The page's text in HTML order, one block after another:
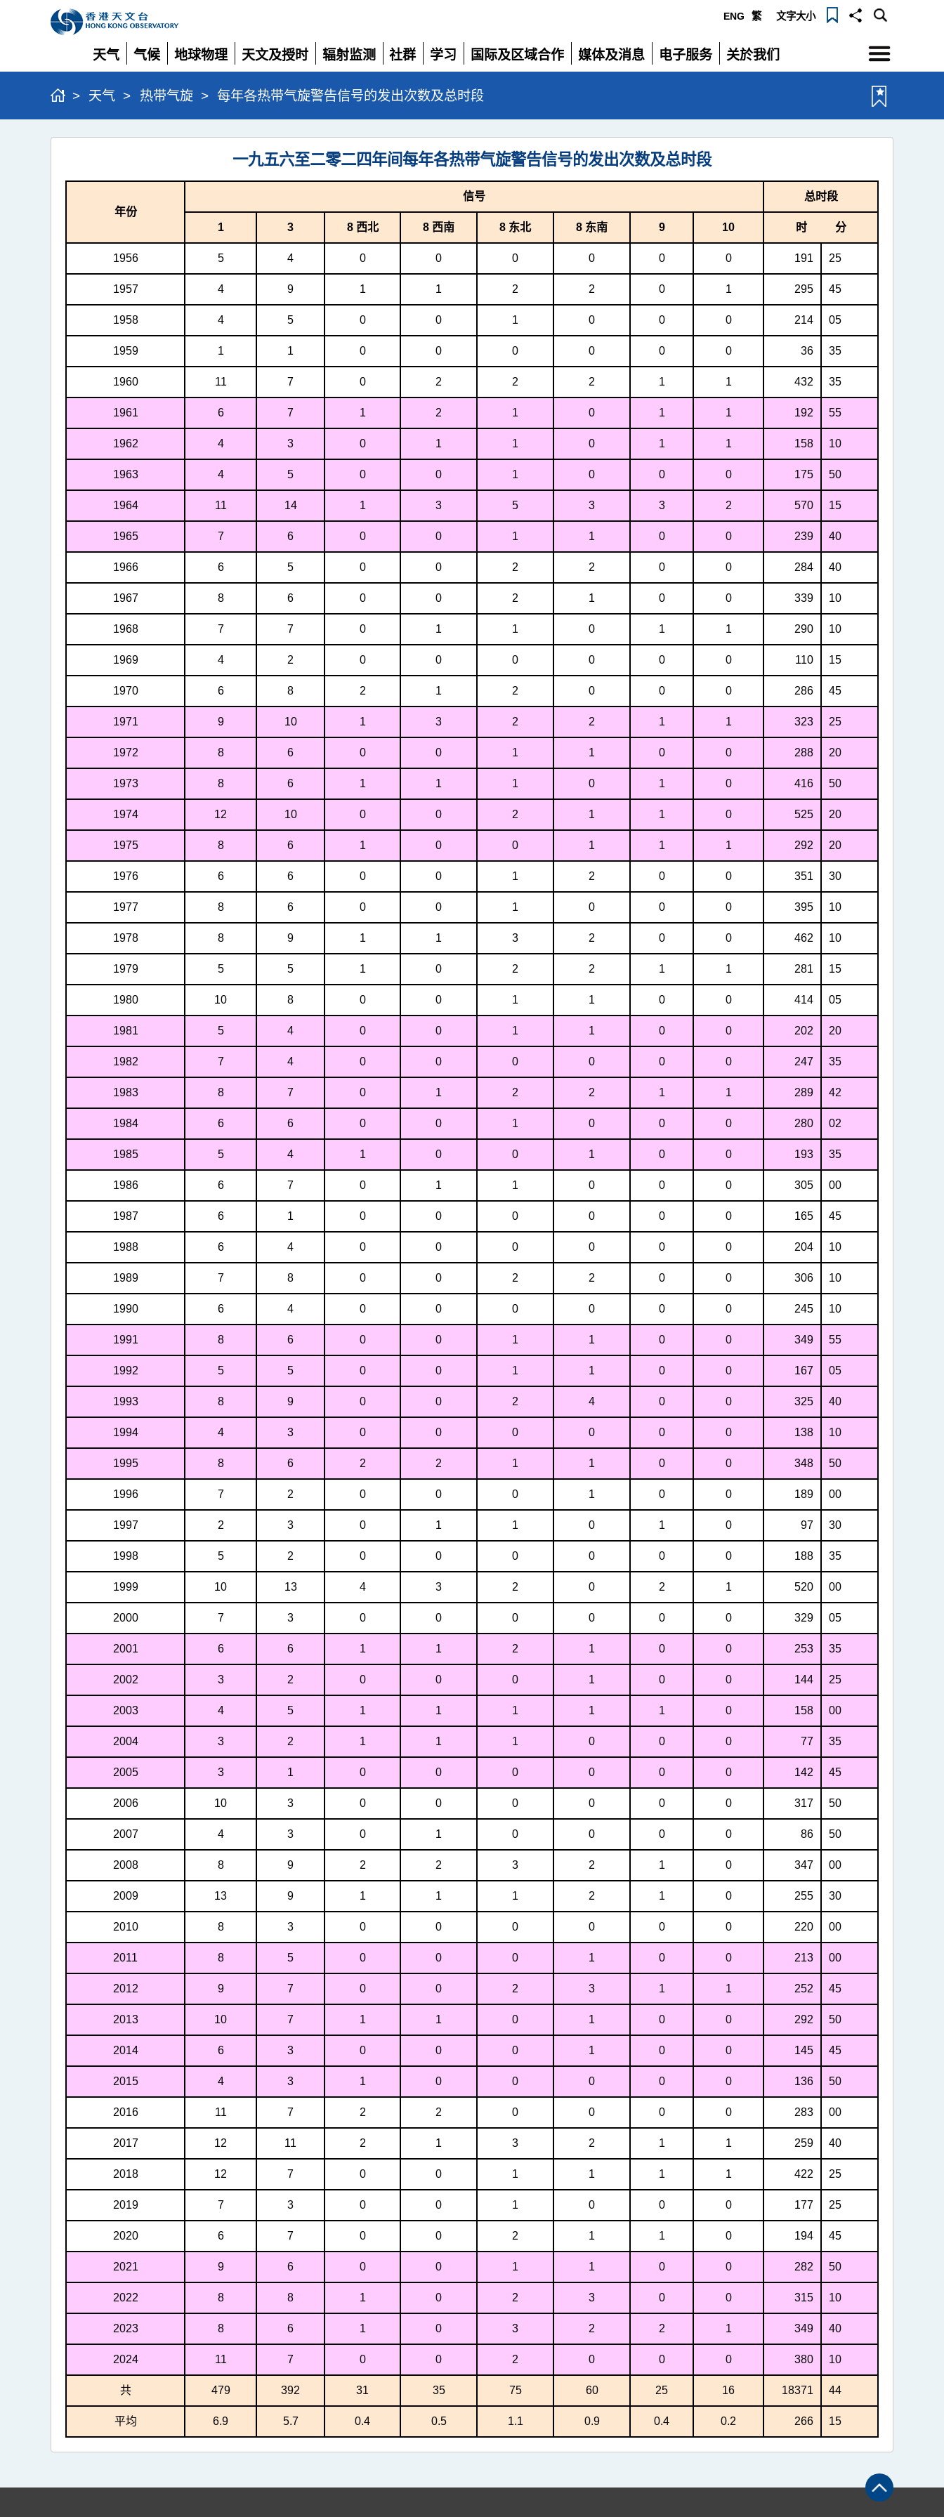
ENG 繁 文字大小
天气
展
开
气候
展
开
地球物理
展
开
天文及授时
展
开
辐射监测
展
开
社群
展
开
学习
展
开
国际及区域合作
展
开
媒体及消息
展
电子服务
展
关於我们
展
选
单
> 天气 > 热带气旋 > 每年各热带气旋警告信号的发出次数及总时段
每
旋
警
信
号
出
及
总
段
一九五六至二零二四年间每年各热带气旋警告信号的发出次数及总时段
年份
信号 总时段
1 3 8 西北 8 西南 8 东北 8 东南 9 10 时 分
1956 5 4 0 0 0 0 0 0 191 25
1957 4 9 1 1 2 2 0 1 295 45
1958 4 5 0 0 1 0 0 0 214 05
1959 1 1 0 0 0 0 0 0 36 35
1960 11 7 0 2 2 2 1 1 432 35
1961 6 7 1 2 1 0 1 1 192 55
1962 4 3 0 1 1 0 1 1 158 10
1963 4 5 0 0 1 0 0 0 175 50
1964 11 14 1 3 5 3 3 2 570 15
1965 7 6 0 0 1 1 0 0 239 40
1966 6 5 0 0 2 2 0 0 284 40
1967 8 6 0 0 2 1 0 0 339 10
1968 7 7 0 1 1 0 1 1 290 10
1969 4 2 0 0 0 0 0 0 110 15
1970 6 8 2 1 2 0 0 0 286 45
1971 9 10 1 3 2 2 1 1 323 25
1972 8 6 0 0 1 1 0 0 288 20
1973 8 6 1 1 1 0 1 0 416 50
1974 12 10 0 0 2 1 1 0 525 20
1975 8 6 1 0 0 1 1 1 292 20
1976 6 6 0 0 1 2 0 0 351 30
1977 8 6 0 0 1 0 0 0 395 10
1978 8 9 1 1 3 2 0 0 462 10
1979 5 5 1 0 2 2 1 1 281 15
1980 10 8 0 0 1 1 0 0 414 05
1981 5 4 0 0 1 1 0 0 202 20
1982 7 4 0 0 0 0 0 0 247 35
1983 8 7 0 1 2 2 1 1 289 42
1984 6 6 0 0 1 0 0 0 280 02
1985 5 4 1 0 0 1 0 0 193 35
1986 6 7 0 1 1 0 0 0 305 00
1987 6 1 0 0 0 0 0 0 165 45
1988 6 4 0 0 0 0 0 0 204 10
1989 7 8 0 0 2 2 0 0 306 10
1990 6 4 0 0 0 0 0 0 245 10
1991 8 6 0 0 1 1 0 0 349 55
1992 5 5 0 0 1 1 0 0 167 05
1993 8 9 0 0 2 4 0 0 325 40
1994 4 3 0 0 0 0 0 0 138 10
1995 8 6 2 2 1 1 0 0 348 50
1996 7 2 0 0 0 1 0 0 189 00
1997 2 3 0 1 1 0 1 0 97 30
1998 5 2 0 0 0 0 0 0 188 35
1999 10 13 4 3 2 0 2 1 520 00
2000 7 3 0 0 0 0 0 0 329 05
2001 6 6 1 1 2 1 0 0 253 35
2002 3 2 0 0 0 1 0 0 144 25
2003 4 5 1 1 1 1 1 0 158 00
2004 3 2 1 1 1 0 0 0 77 35
2005 3 1 0 0 0 0 0 0 142 45
2006 10 3 0 0 0 0 0 0 317 50
2007 4 3 0 1 0 0 0 0 86 50
2008 8 9 2 2 3 2 1 0 347 00
2009 13 9 1 1 1 2 1 0 255 30
2010 8 3 0 0 0 0 0 0 220 00
2011 8 5 0 0 0 1 0 0 213 00
2012 9 7 0 0 2 3 1 1 252 45
2013 10 7 1 1 0 1 0 0 292 50
2014 6 3 0 0 0 1 0 0 145 45
2015 4 3 1 0 0 0 0 0 136 50
2016 11 7 2 2 0 0 0 0 283 00
2017 12 11 2 1 3 2 1 1 259 40
2018 12 7 0 0 1 1 1 1 422 25
2019 7 3 0 0 1 0 0 0 177 25
2020 6 7 0 0 2 1 1 0 194 45
2021 9 6 0 0 1 1 0 0 282 50
2022 8 8 1 0 2 3 0 0 315 10
2023 8 6 1 0 3 2 2 1 349 40
2024 11 7 0 0 2 0 0 0 380 10
共 479 392 31 35 75 60 25 16 18371 44
平均 6.9 5.7 0.4 0.5 1.1 0.9 0.4 0.2 266 15